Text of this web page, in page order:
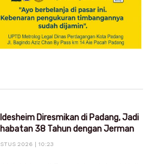
Diresmikan di Padang, Jadi
38 Tahun dengan Jerman
2026 | 10:23